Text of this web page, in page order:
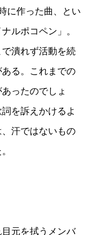
に作った曲、とい
ルポコペン」。
潰れず活動を続
る。これまでの
ったのでしょ
を訴えかけるよ
汗ではないもの
元を拭うメンバ